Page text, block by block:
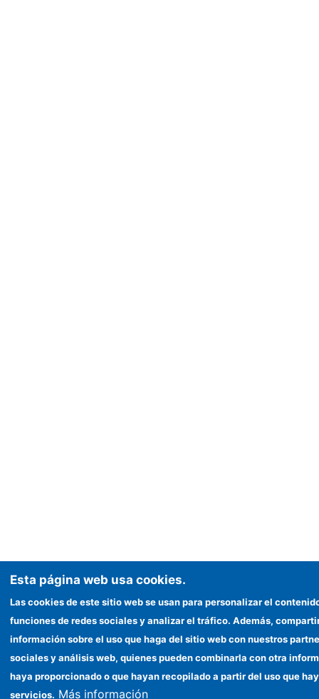
Esta página web usa cookies.
Las cookies de este sitio web se usan para personalizar el
funciones de redes sociales y analizar el tráfico. Además,
información sobre el uso que haga del sitio web con nuestros
sociales y análisis web, quienes pueden combinarla con otra
haya proporcionado o que hayan recopilado a partir del uso que
servicios. Más información